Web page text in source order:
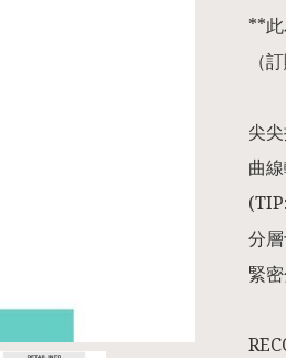
**
（
尖
曲
分
緊